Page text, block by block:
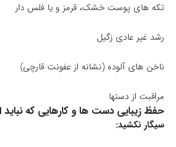
تکه های پوست خشک، قرمز و یا فلس دار
رشد غیر عادی زگیل
ناخن های آلوده (نشانه از عفونت قارچی)
مراقبت از دستها
حفظ زیبایی دست ها و کارهایی که نباید
سیگار نکشید: